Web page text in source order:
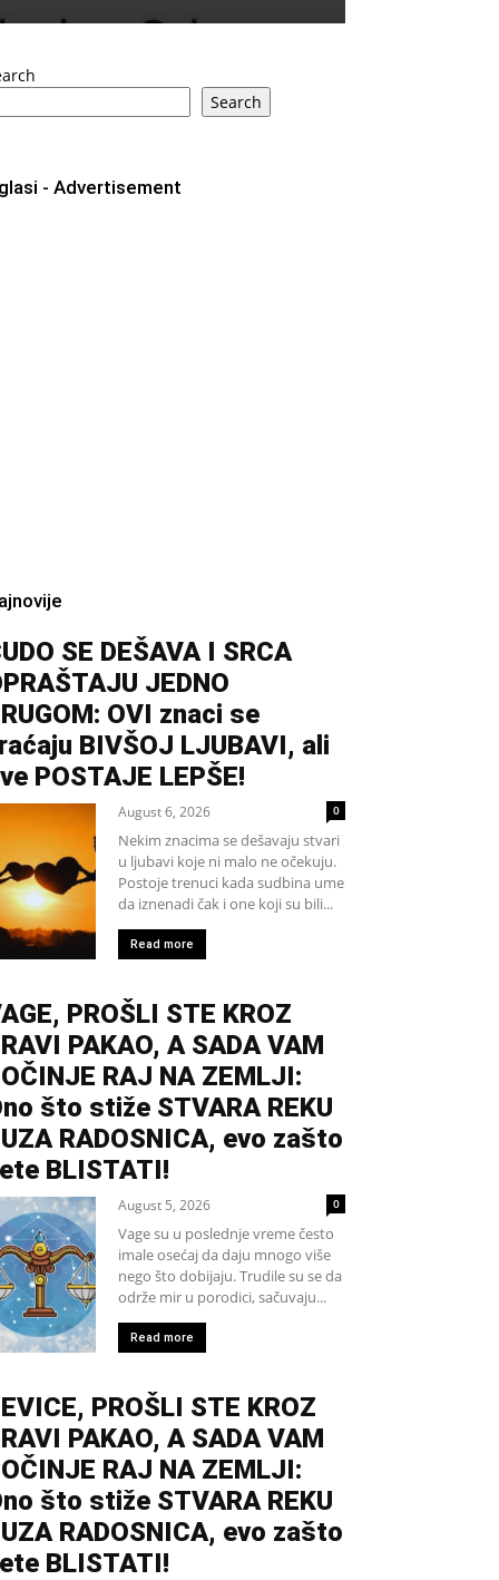
Search
- Advertisement
SE DEŠAVA I SRCA
JEDNO
OVI znaci se
BIVŠOJ LJUBAVI, ali
POSTAJE LEPŠE!
August 6, 2026 0
Nekim znacima se dešavaju stvari
u ljubavi koje ni malo ne očekuju.
Postoje trenuci kada sudbina ume
da iznenadi čak i one koji su bili...
Read more
PROŠLI STE KROZ
PAKAO, A SADA VAM
RAJ NA ZEMLJI:
što stiže STVARA REKU
RADOSNICA, evo zašto
BLISTATI!
August 5, 2026 0
Vage su u poslednje vreme često
imale osećaj da daju mnogo više
nego što dobijaju. Trudile su se da
održe mir u porodici, sačuvaju...
Read more
PROŠLI STE KROZ
PAKAO, A SADA VAM
RAJ NA ZEMLJI:
što stiže STVARA REKU
RADOSNICA, evo zašto
BLISTATI!